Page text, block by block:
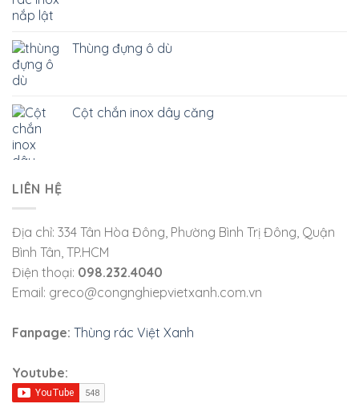
Thùng đựng ô dù
Cột chắn inox dây căng
LIÊN HỆ
Địa chỉ: 334 Tân Hòa Đông, Phường Bình Trị Đông, Quận
Bình Tân, TP.HCM
Điện thoại: 098.232.4040
Email: greco@congnghiepvietxanh.com.vn
Fanpage: Thùng rác Việt Xanh
Youtube: